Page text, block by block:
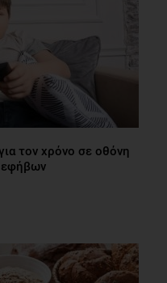
τον χρόνο σε οθόνη
εφήβων